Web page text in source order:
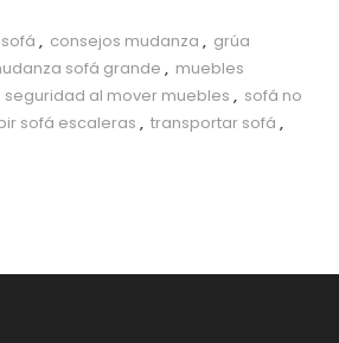
, consejos mudanza , grúa
sofá grande , muebles
seguridad al mover muebles , sofá no
sofá escaleras , transportar sofá ,